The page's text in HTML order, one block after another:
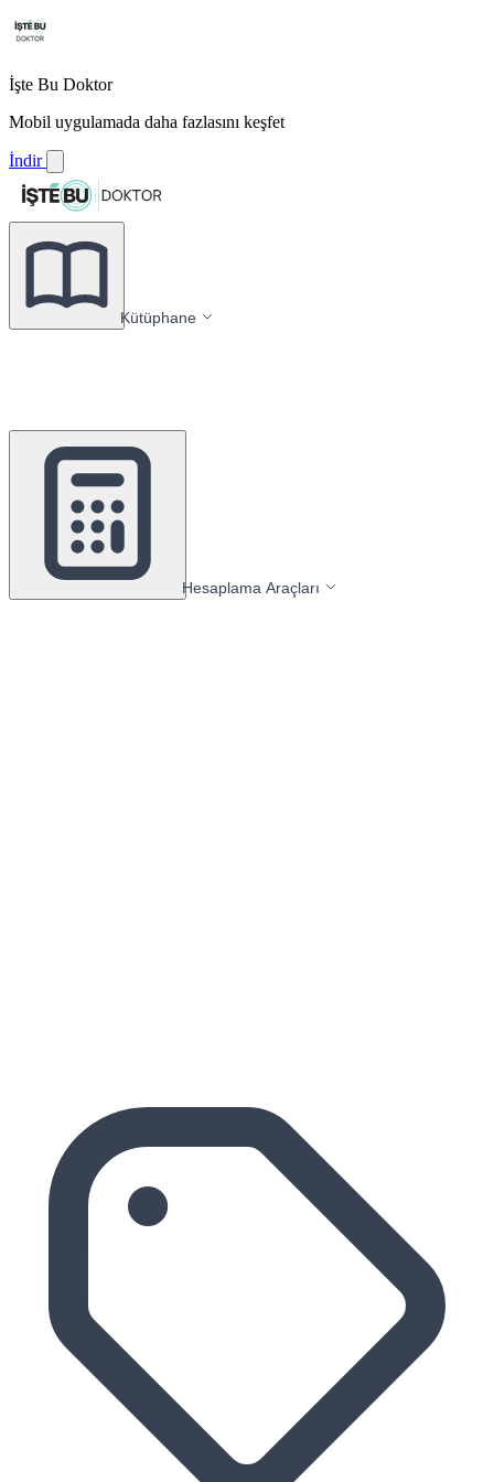
İşte Bu Doktor
Mobil uygulamada daha fazlasını keşfet
İndir
Kütüphane
Hesaplama Araçları